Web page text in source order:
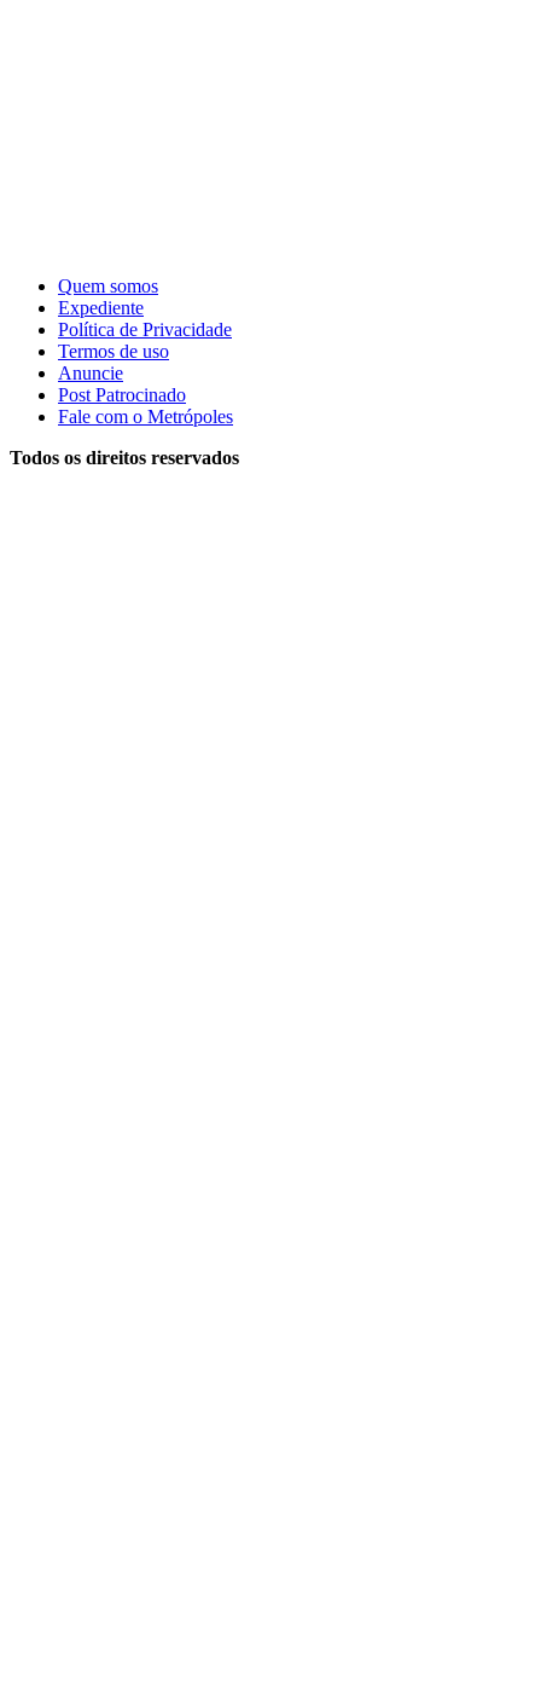
Quem somos
Expediente
Política de Privacidade
Termos de uso
Anuncie
Post Patrocinado
Fale com o Metrópoles
Todos os direitos reservados